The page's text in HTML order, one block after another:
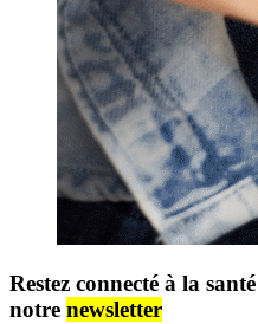
Restez connecté à la
notre newsletter